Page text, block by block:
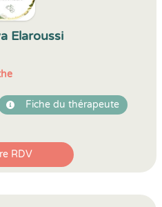
Elaroussi
Fiche du thérapeute
RDV